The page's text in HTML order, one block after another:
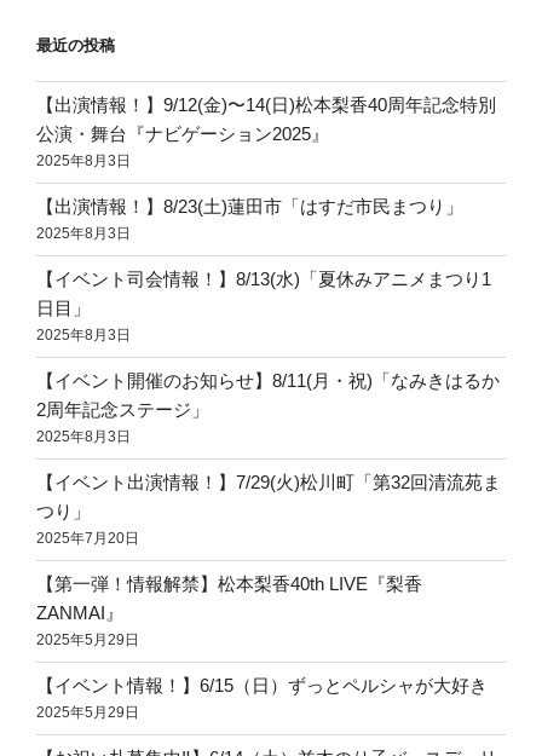
最近の投稿
【出演情報！】9/12(金)〜14(日)松本梨香40周年記念特別
公演・舞台『ナビゲーション2025』
2025年8月3日
【出演情報！】8/23(土)蓮田市「はすだ市民まつり」
2025年8月3日
【イベント司会情報！】8/13(水)「夏休みアニメまつり1
日目」
2025年8月3日
【イベント開催のお知らせ】8/11(月・祝)「なみきはるか
2周年記念ステージ」
2025年8月3日
【イベント出演情報！】7/29(火)松川町「第32回清流苑ま
つり」
2025年7月20日
【第一弾！情報解禁】松本梨香40th LIVE『梨香
ZANMAI』
2025年5月29日
【イベント情報！】6/15（日）ずっとペルシャが大好き
2025年5月29日